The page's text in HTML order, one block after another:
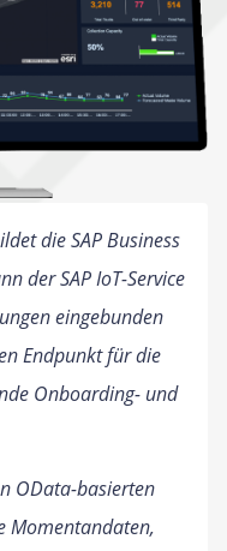
die SAP Business
der SAP IoT-Service
eingebunden
Endpunkt für die
Onboarding- und
OData-basierten
Momentandaten,